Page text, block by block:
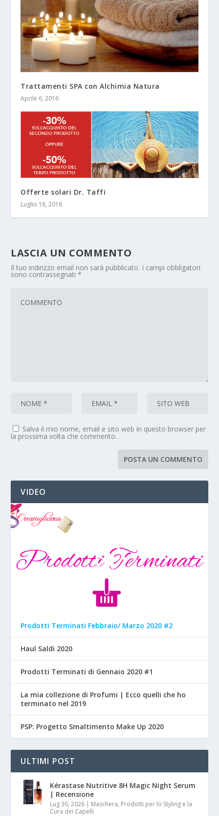
Trattamenti SPA con Alchimia Natura
Aprile 6, 2016
Offerte solari Dr. Taffi
Luglio 18, 2016
LASCIA UN COMMENTO
Il tuo indirizzo email non sarà pubblicato. I campi obbligatori
sono contrassegnati*
Salva il mio nome, email e sito web in questo browser per
la prossima volta che commento.
VIDEO
Prodotti Terminati Febbraio/ Marzo 2020 #2
Haul Saldi 2020
Prodotti Terminati di Gennaio 2020 #1
La mia collezione di Profumi | Ecco quelli che ho
terminato nel 2019
PSP: Progetto Smaltimento Make Up 2020
ULTIMI POST
Kérastase Nutritive 8H Magic Night Serum
| Recensione
Lug 30, 2026 | Maschera, Prodotti per lo Styling e la
Cura dei Capelli